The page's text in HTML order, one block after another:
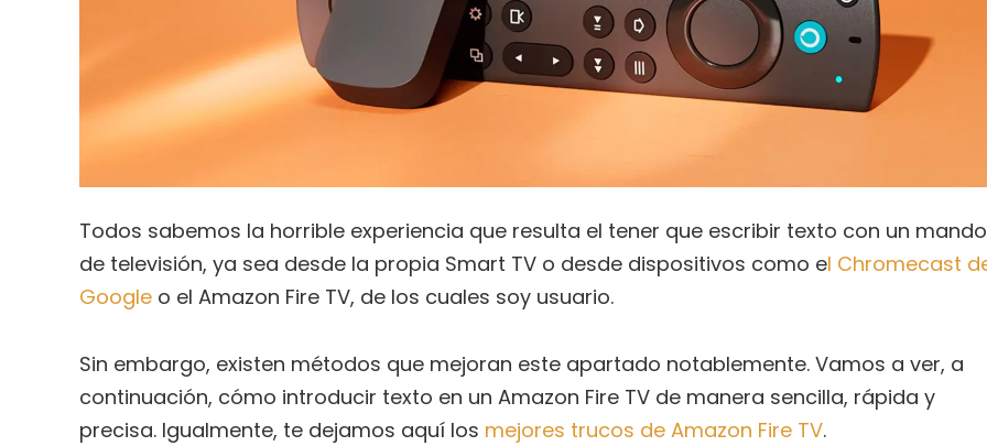
Todos sabemos la horrible experiencia que resulta el tener que escribir texto con un mando
de televisión, ya sea desde la propia Smart TV o desde dispositivos como el Chromecast
Google o el Amazon Fire TV, de los cuales soy usuario.
Sin embargo, existen métodos que mejoran este apartado notablemente. Vamos a ver, a
continuación, cómo introducir texto en un Amazon Fire TV de manera sencilla, rápida y
precisa. Igualmente, te dejamos aquí los mejores trucos de Amazon Fire TV.